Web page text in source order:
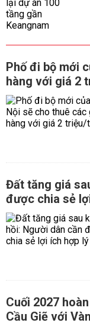
Phố đi bộ mới
hàng với giá 2
Đất tăng giá
được chia sẻ
Cuối 2027
Cầu Giẽ với